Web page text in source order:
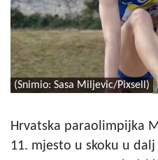
(Snimio: Sasa Miljevic/Pixsell)
Hrvatska paraolimpijka
11. mjesto u skoku u dalj